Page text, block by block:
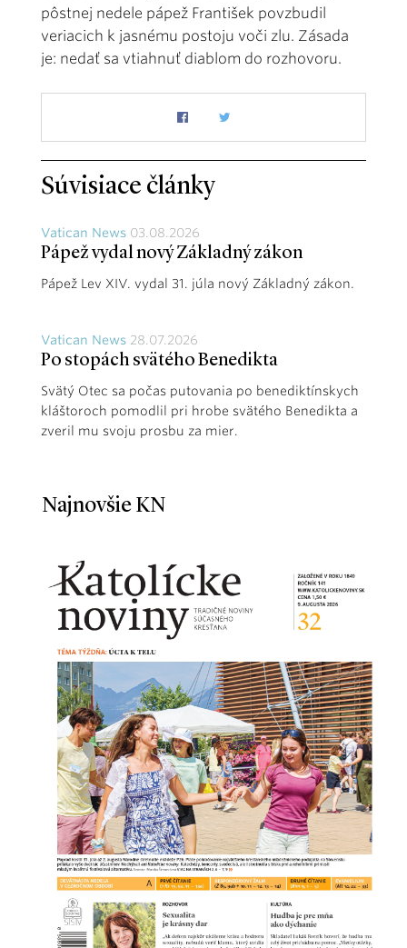
pôstnej nedele pápež František povzbudil
veriacich k jasnému postoju voči zlu. Zásada
je: nedať sa vtiahnuť diablom do rozhovoru.
Súvisiace články
Vatican News 03.08.2026
Pápež vydal nový Základný zákon
Pápež Lev XIV. vydal 31. júla nový Základný zákon.
Vatican News 28.07.2026
Po stopách svätého Benedikta
Svätý Otec sa počas putovania po benediktínskych
kláštoroch pomodlil pri hrobe svätého Benedikta a
zveril mu svoju prosbu za mier.
Najnovšie KN